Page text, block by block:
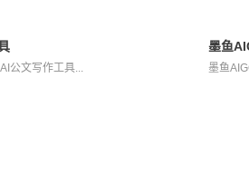
公文写作工具...
墨鱼
墨鱼